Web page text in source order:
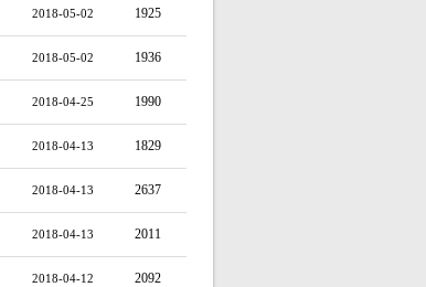
2018-05-02 1925
2018-05-02 1936
2018-04-25 1990
2018-04-13 1829
2018-04-13 2637
2018-04-13 2011
2018-04-12 2092